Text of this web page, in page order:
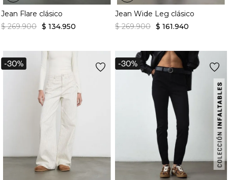
Jean Flare clásico
$ 269.900 $ 134.950
Jean Wide Leg clásico
$ 269.900 $ 161.940